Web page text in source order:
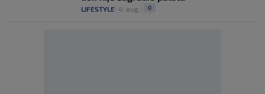
LIFESTYLE 4. aug. 0